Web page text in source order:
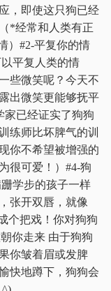
，即使这只狗已经
*经常和人类有正
）#2-平复你的情
平复人类的情
些微笑呢？今天不
出微笑更能够抚平
家已经证实了狗狗
练师比坏脾气的训
你不希望被增强的
很可爱！）#4-狗
学步的孩子一样
张开双唇，就像
个把戏！你对狗狗
你走来 由于狗狗
你皱着眉或发脾
快地蹲下，狗狗会